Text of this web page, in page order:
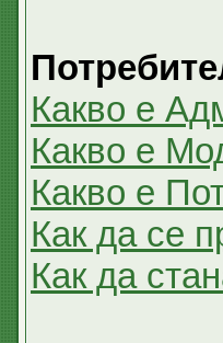
Какво е
Какво е
Какво е
Как да се
Как да